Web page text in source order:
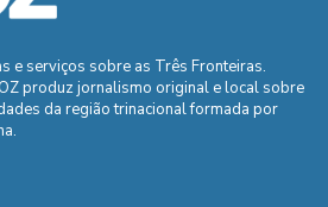
e serviços sobre as Três Fronteiras.
produz jornalismo original e local sobre
da região trinacional formada por